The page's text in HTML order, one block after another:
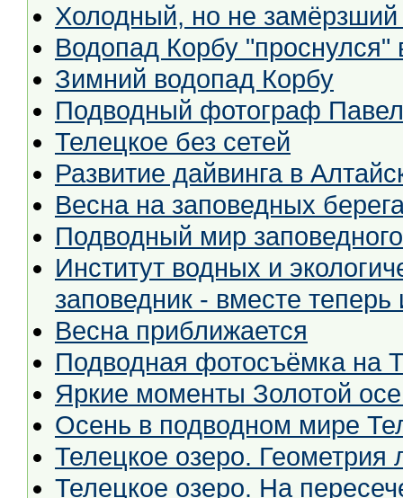
Холодный, но не замёрзший
Водопад Корбу
Зимний водопад Корбу
Подводный фотограф
Телецкое без сетей
Развитие дайвинга в
Весна на заповедных
Подводный мир
Институт водных и
заповедник - вместе теперь
Весна приближается
Подводная фотосъёмка на
Яркие моменты Золотой
Осень в подводном мире
Телецкое озеро. Геометрия
Телецкое озеро. На